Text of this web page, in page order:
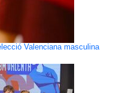
Valenciana masculina